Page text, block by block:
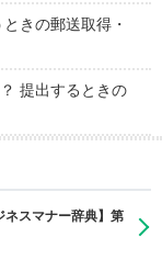
きの郵送取得・
提出するときの
スマナー辞典】第